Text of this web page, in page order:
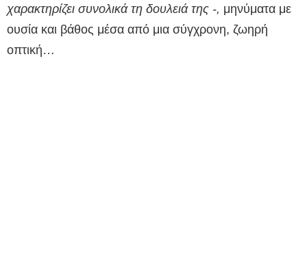
χαρακτηρίζει συνολικά τη δουλειά της -, μηνύματα με
ουσία και βάθος μέσα από μια σύγχρονη, ζωηρή
οπτική…